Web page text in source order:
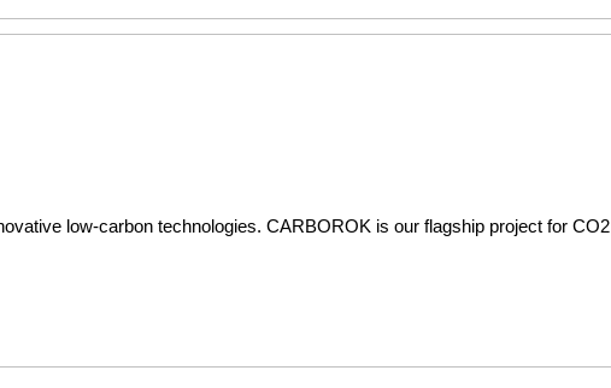
low-carbon technologies. CARBOROK is our flagship project for CO2